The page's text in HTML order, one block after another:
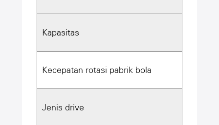
Kapasitas
Kecepatan rotasi pabrik bola
Jenis drive